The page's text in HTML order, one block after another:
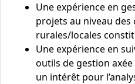
Une expérience en
projets au niveau
rurales/locales
Une expérience en
outils de gestion
un intérêt pour